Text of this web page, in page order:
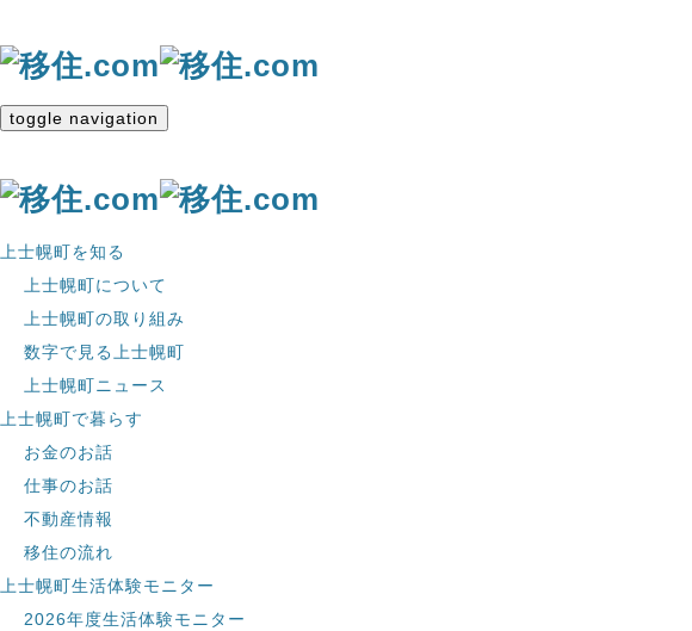
toggle navigation
上士幌町を知る
上士幌町について
上士幌町の取り組み
数字で見る上士幌町
上士幌町ニュース
上士幌町で暮らす
お金のお話
仕事のお話
不動産情報
移住の流れ
上士幌町生活体験モニター
2026年度生活体験モニター